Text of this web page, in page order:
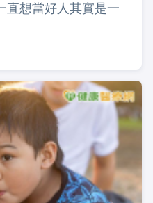
直想當好人其實是一